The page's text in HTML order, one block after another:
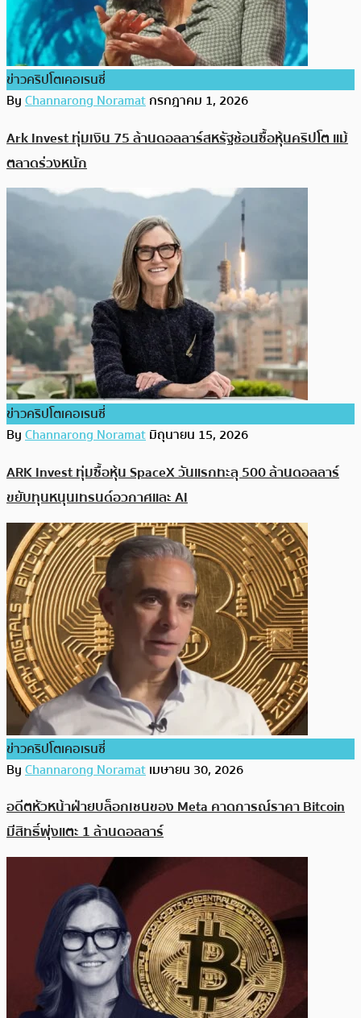
ข่าวคริปโตเคอเรนซี่
ByChannarong Noramatกรกฎาคม 1, 2026
Ark Invest ทุ่มเงิน 75 ล้านดอลลาร์สหรัฐช้อนซื้อหุ้นคริปโต แม้
ตลาดร่วงหนัก
ข่าวคริปโตเคอเรนซี่
ByChannarong Noramatมิถุนายน 15, 2026
ARK Invest ทุ่มซื้อหุ้น SpaceX วันแรกทะลุ 500 ล้านดอลลาร์
ขยับทุนหนุนเทรนด์อวกาศและ AI
ข่าวคริปโตเคอเรนซี่
ByChannarong Noramatเมษายน 30, 2026
อดีตหัวหน้าฝ่ายบล็อกเชนของ Meta คาดการณ์ราคา Bitcoin
มีสิทธิ์พุ่งแตะ 1 ล้านดอลลาร์